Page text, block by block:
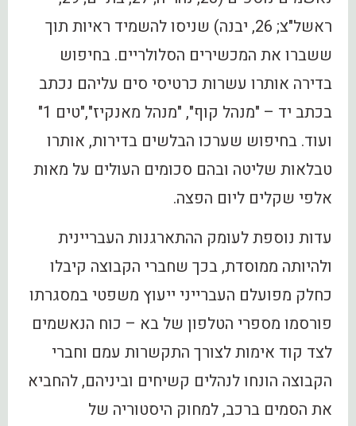
ראשל"צ; 26, יבנה) שניסו להשמיד ראיות תוך
ששברו את המכשירים הסלולריים. בחיפוש
בדירה אותרו עשרות כרטיסי סים עליהם נכתב
בכתב יד – "מנהל קוף", "מנהל מאנקיז","טים 1"
ועוד. בחיפוש שערכו הבלשים בדירות, אותרו
טבלאות שליטה ובהם סכומים העולים על מאות
אלפי שקלים ליום הפצה.
עדות נוספת לעומק ההתארגנות העבריינית
ולהיותה ממוסדת, בכך שחברי הקבוצה קיבלו
כחלק מפועלם העברייני ייעוץ משפטי במסגרתו
פורסמו מספרי הטלפון של בא – כוח הנאשמים
לצד קוד אימות לצורך התקשרות עמם וחברי
הקבוצה הונחו לנהלים קשיחים וביניהם, להחביא
את הסמים ברכב, למחוק היסטוריה של